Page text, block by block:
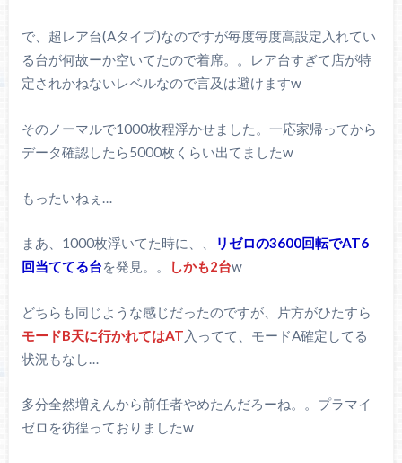
で、超レア台(Aタイプ)なのですが毎度毎度高設定入れてい
る台が何故ーか空いてたので着席。。レア台すぎて店が特
定されかねないレベルなので言及は避けますw
そのノーマルで1000枚程浮かせました。一応家帰ってから
データ確認したら5000枚くらい出てましたw
もったいねぇ…
まあ、1000枚浮いてた時に、、
リゼロの3600回転でAT6
回当ててる台を発見。。 しかも2台w
どちらも同じような感じだったのですが、片方がひたすら
モードB天に行かれてはAT 入ってて、モードA確定してる
状況もなし…
多分全然増えんから前任者やめたんだろーね。。プラマイ
ゼロを彷徨っておりましたw